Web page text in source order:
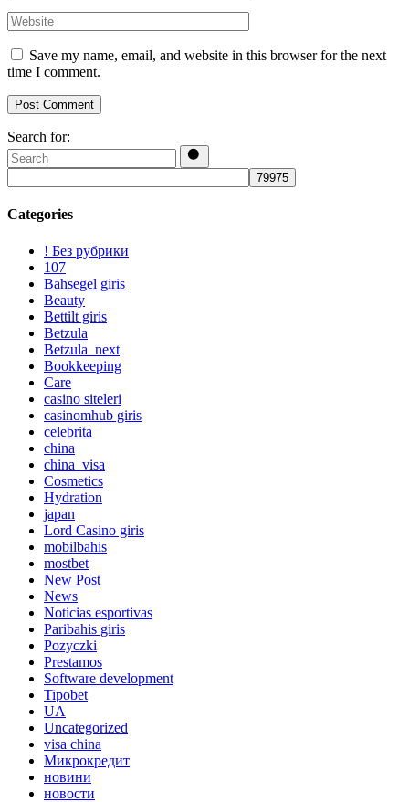
Save my name, email, and website in this browser for the next
time I comment.
Post Comment
Search for:
Categories
! Без рубрики
107
Bahsegel giris
Beauty
Bettilt giris
Betzula
Betzula_next
Bookkeeping
Care
casino siteleri
casinomhub giris
celebrita
china
china_visa
Cosmetics
Hydration
japan
Lord Сasino giris
mobilbahis
mostbet
New Post
News
Noticias esportivas
Paribahis giris
Pozyczki
Prestamos
Software development
Tipobet
UA
Uncategorized
visa china
Микрокредит
новини
новости